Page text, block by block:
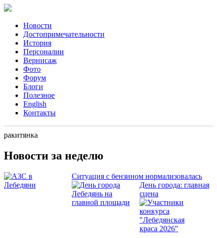
Новости
Достопримечательности
История
Персоналии
Вернисаж
Фото
Форум
Блоги
Полезное
English
Контакты
ракитянка
Новости за неделю
Ситуация с бензином нормализовалась
День города: главная
сцена